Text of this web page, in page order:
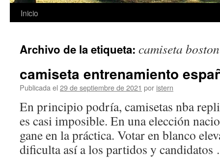
Saltar
contenido
Inicio
Archivo de la etiqueta: camiseta
camiseta entrenamiento
Publicada el 29 de septiembre de 2021 por istern
En principio podría, camisetas nba
es casi imposible. En una elección
gane en la práctica. Votar en blanco
dificulta así a los partidos y